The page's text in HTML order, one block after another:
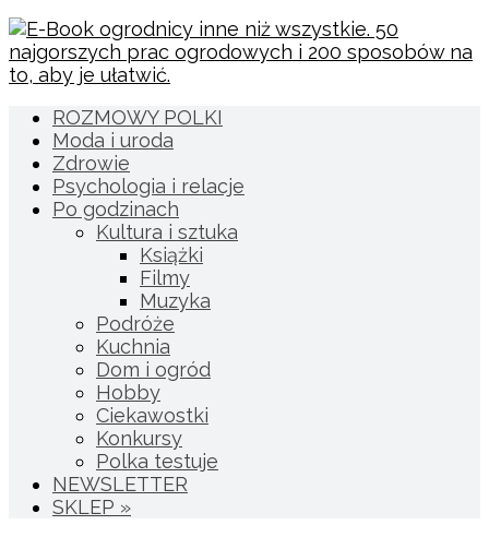
ROZMOWY POLKI
Moda i uroda
Zdrowie
Psychologia i relacje
Po godzinach
Kultura i sztuka
Książki
Filmy
Muzyka
Podróże
Kuchnia
Dom i ogród
Hobby
Ciekawostki
Konkursy
Polka testuje
NEWSLETTER
SKLEP »